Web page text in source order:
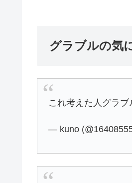
グラブルの気
これ考えた人グラ
— kuno